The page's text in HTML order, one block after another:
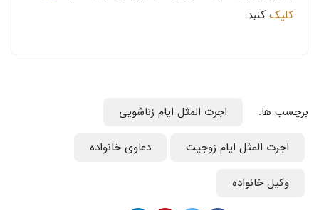
کلیک کنید.
برچسب ها: اجرت المثل ایام زناشویی
اجرت المثل ایام زوجیت دعاوی خانواده
وکیل خانواده